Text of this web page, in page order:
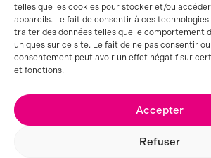
telles que les cookies pour stocker et/ou
appareils. Le fait de consentir à ces
traiter des données telles que le comportement
uniques sur ce site. Le fait de ne pas consentir
consentement peut avoir un effet négatif sur
et fonctions.
Accepter
Refuser
LOT
SLIPS –